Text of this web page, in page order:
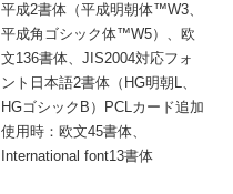
平成2書体（平成明朝体™W3、
平成角ゴシック体™W5）、欧
文136書体、JIS2004対応フォ
ント日本語2書体（HG明朝L、
HGゴシックB）PCLカード追加
使用時：欧文45書体、
International font13書体